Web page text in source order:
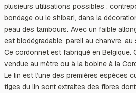
plusieurs utilisations possibles :
bondage ou le shibari, dans la
peau des tambours. Avec un faible
est biodégradable, pareil au chanvre,
Ce cordonnet est fabriqué en Belgique.
vendue au mètre ou à la bobine à la
Le lin est l’une des premières espèces
tiges du lin sont extraites des fibres